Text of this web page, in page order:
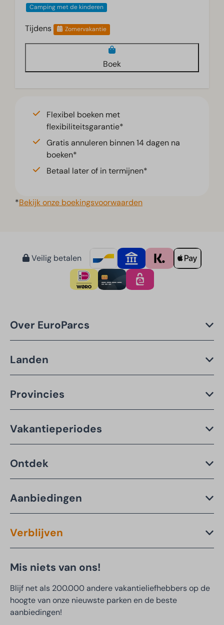
Camping met de kinderen
Tijdens Zomervakantie
Boek
Flexibel boeken met
flexibiliteitsgarantie*
Gratis annuleren binnen 14 dagen na
boeken*
Betaal later of in termijnen*
*Bekijk onze boekingsvoorwaarden
Veilig betalen
Over EuroParcs
Landen
Provincies
Vakantieperiodes
Ontdek
Aanbiedingen
Verblijven
Mis niets van ons!
Blijf net als 200.000 andere vakantieliefhebbers op de
hoogte van onze nieuwste parken en de beste
aanbiedingen!